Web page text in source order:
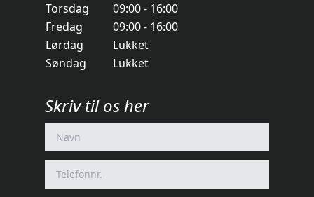
Torsdag
09:00 - 16:00
Fredag
09:00 - 16:00
Lørdag
Lukket
Søndag
Lukket
Skriv til os her